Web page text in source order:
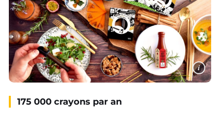
i
175 000 crayons par an